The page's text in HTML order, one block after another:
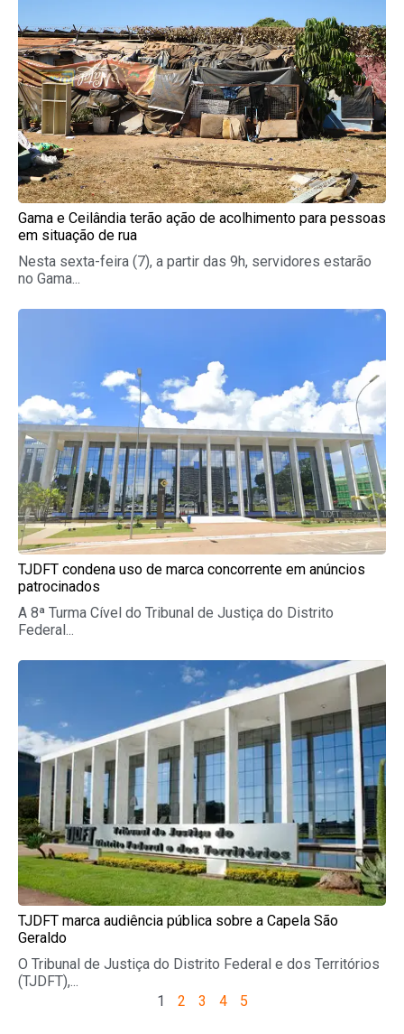
Gama e Ceilândia terão ação de acolhimento para pessoas
em situação de rua
Nesta sexta-feira (7), a partir das 9h, servidores estarão
no Gama...
TJDFT condena uso de marca concorrente em anúncios
patrocinados
A 8ª Turma Cível do Tribunal de Justiça do Distrito
Federal...
TJDFT marca audiência pública sobre a Capela São
Geraldo
O Tribunal de Justiça do Distrito Federal e dos Territórios
(TJDFT),...
1
2 3 4 5